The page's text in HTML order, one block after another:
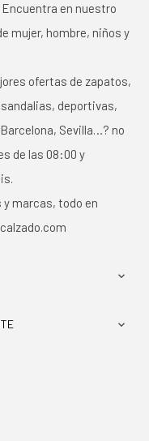
en nuestro
mujer, hombre, niños y
ofertas de zapatos,
deportivas,
Sevilla…? no
de las 08:00 y
marcas, todo en

